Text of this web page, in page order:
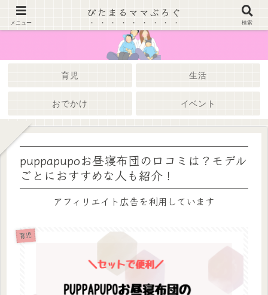
育児 生活
おでかけ イベント
puppapupoお昼寝布団の口コミは？モデル
ごとにおすすめな人も紹介！
アフィリエイト広告を利用しています
育児
メニュー
ぴたまるママぶろぐ
検索